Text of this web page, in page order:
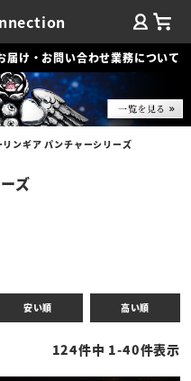
届け・お問い合わせ業務について
リンギア パンチャーシリーズ
ズ
安い順 高い順
124件中 1-40件表示